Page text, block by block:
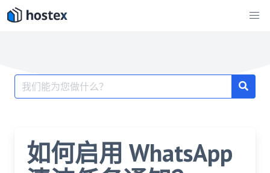
至
搜
索：
如何启用 WhatsApp